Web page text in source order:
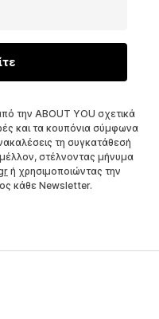
την ABOUT YOU σχετικά
και τα κουπόνια σύμφωνα
τη συγκατάθεσή
στέλνοντας μήνυμα
ή χρησιμοποιώντας την
κάθε Newsletter.